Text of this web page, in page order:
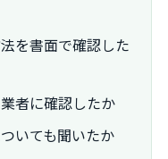
を書面で確認した
者に確認したか
いても聞いたか